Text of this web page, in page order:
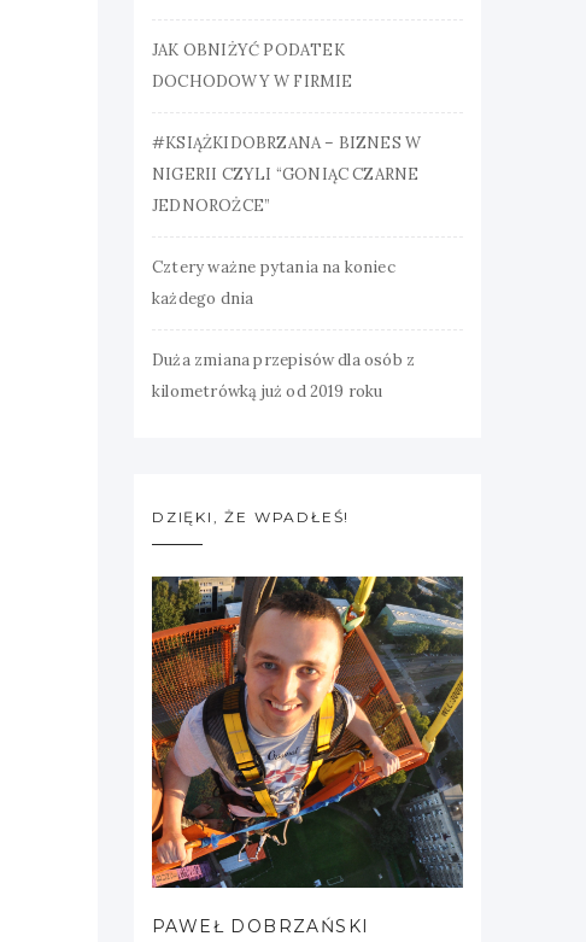
JAK OBNIŻYĆ PODATEK
DOCHODOWY W FIRMIE
#KSIĄŻKIDOBRZANA – BIZNES W
NIGERII CZYLI “GONIĄC CZARNE
JEDNOROŻCE”
Cztery ważne pytania na koniec
każdego dnia
Duża zmiana przepisów dla osób z
kilometrówką już od 2019 roku
DZIĘKI, ŻE WPADŁEŚ!
PAWEŁ DOBRZAŃSKI